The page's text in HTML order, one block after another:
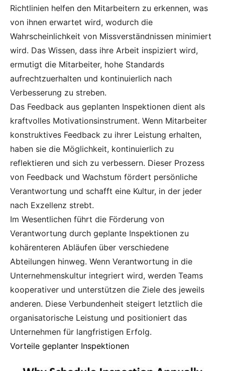
Richtlinien helfen den Mitarbeitern zu erkennen, was
von ihnen erwartet wird, wodurch die
Wahrscheinlichkeit von Missverständnissen minimiert
wird. Das Wissen, dass ihre Arbeit inspiziert wird,
ermutigt die Mitarbeiter, hohe Standards
aufrechtzuerhalten und kontinuierlich nach
Verbesserung zu streben.
Das Feedback aus geplanten Inspektionen dient als
kraftvolles Motivationsinstrument. Wenn Mitarbeiter
konstruktives Feedback zu ihrer Leistung erhalten,
haben sie die Möglichkeit, kontinuierlich zu
reflektieren und sich zu verbessern. Dieser Prozess
von Feedback und Wachstum fördert persönliche
Verantwortung und schafft eine Kultur, in der jeder
nach Exzellenz strebt.
Im Wesentlichen führt die Förderung von
Verantwortung durch geplante Inspektionen zu
kohärenteren Abläufen über verschiedene
Abteilungen hinweg. Wenn Verantwortung in die
Unternehmenskultur integriert wird, werden Teams
kooperativer und unterstützen die Ziele des jeweils
anderen. Diese Verbundenheit steigert letztlich die
organisatorische Leistung und positioniert das
Unternehmen für langfristigen Erfolg.
Vorteile geplanter Inspektionen